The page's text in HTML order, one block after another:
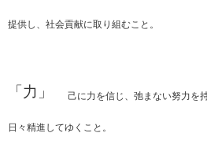
提供し、社会貢献に取り組むこと。
「力」 己に力を信じ、弛まない努力を
日々精進してゆくこと。